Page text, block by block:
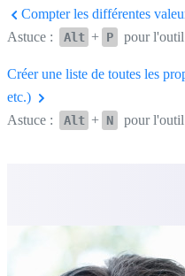
Compter les différentes
Astuce :
Alt + P pour l'outil
Créer une liste de toutes les
etc.)
Astuce :
Alt + N pour